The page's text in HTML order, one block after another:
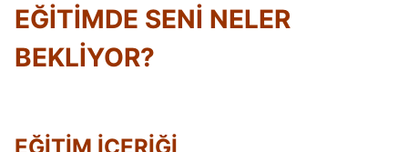
EĞİTİMDE SENİ NELER
BEKLİYOR?
EĞİTİM İÇERİĞİ